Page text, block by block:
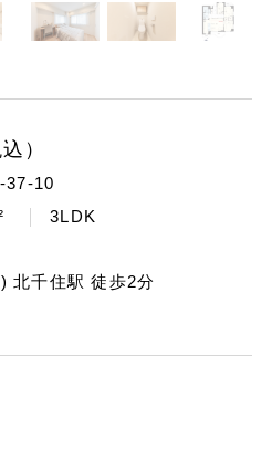
）
37-10
3LDK
北千住駅 徒歩2分